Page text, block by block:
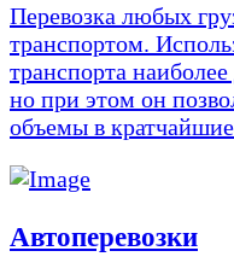
Перевозка любых
транспортом.
транспорта
но при этом он
объемы в
Автоперевозки